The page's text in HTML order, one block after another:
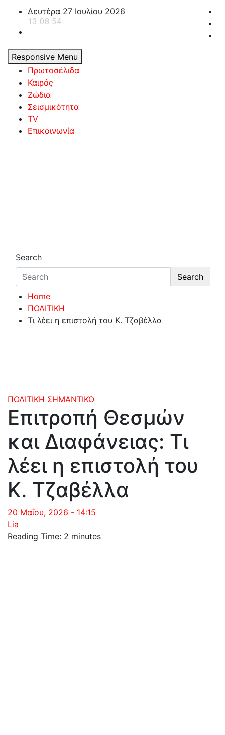
content
Δευτέρα 27 Ιουλίου 2026
13:08:54
Responsive Menu
Πρωτοσέλιδα
Καιρός
Ζώδια
Σεισμικότητα
TV
Επικοινωνία
Search
Search
Home
ΠΟΛΙΤΙΚΗ
Τι λέει η επιστολή του Κ. Τζαβέλλα
ΠΟΛΙΤΙΚΗ ΣΗΜΑΝΤΙΚΟ
Επιτροπή Θεσμών
και Διαφάνειας: Τι
λέει η επιστολή του
Κ. Τζαβέλλα
20 Μαΐου, 2026 - 14:15
Lia
Reading Time: 2 minutes